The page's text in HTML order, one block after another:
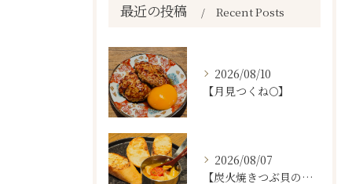
最近の投稿 Recent Posts
2026/08/10
【月見つくね🌕】
2026/08/07
【炭火焼きつぶ貝のスパニッシュアヒージョ🐚🔥】